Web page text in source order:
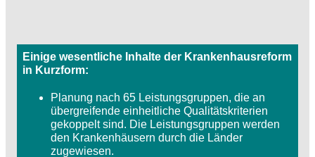
Einige wesentliche Inhalte der Krankenhausreform
in Kurzform:
Planung nach 65 Leistungsgruppen, die an
übergreifende einheitliche Qualitätskriterien
gekoppelt sind. Die Leistungsgruppen werden
den Krankenhäusern durch die Länder
zugewiesen.